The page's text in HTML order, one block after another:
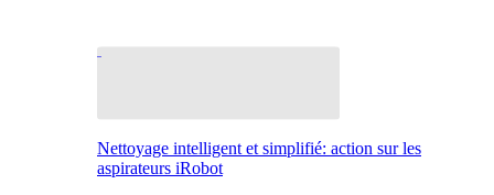
Nettoyage intelligent et simplifié: action sur les
aspirateurs iRobot